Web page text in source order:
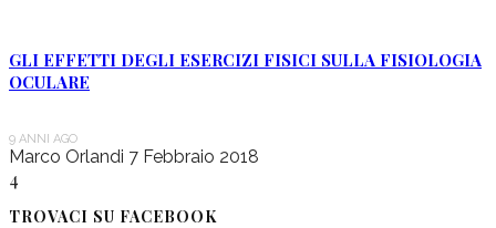
GLI EFFETTI DEGLI ESERCIZI FISICI SULLA FISIOLOGIA
OCULARE
9 ANNI AGO
Marco Orlandi 7 Febbraio 2018
4
TROVACI SU FACEBOOK